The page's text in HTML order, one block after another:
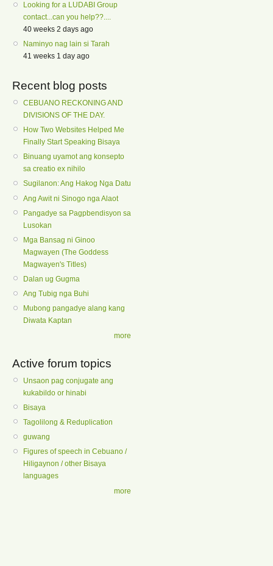
Looking for a LUDABI Group
contact...can you help??....
40 weeks 2 days ago
Naminyo nag lain si Tarah
41 weeks 1 day ago
Recent blog posts
CEBUANO RECKONING AND
DIVISIONS OF THE DAY.
How Two Websites Helped Me
Finally Start Speaking Bisaya
Binuang uyamot ang konsepto
sa creatio ex nihilo
Sugilanon: Ang Hakog Nga Datu
Ang Awit ni Sinogo nga Alaot
Pangadye sa Pagpbendisyon sa
Lusokan
Mga Bansag ni Ginoo
Magwayen (The Goddess
Magwayen's Titles)
Dalan ug Gugma
Ang Tubig nga Buhi
Mubong pangadye alang kang
Diwata Kaptan
more
Active forum topics
Unsaon pag conjugate ang
kukabildo or hinabi
Bisaya
Tagolilong & Reduplication
guwang
Figures of speech in Cebuano /
Hiligaynon / other Bisaya
languages
more